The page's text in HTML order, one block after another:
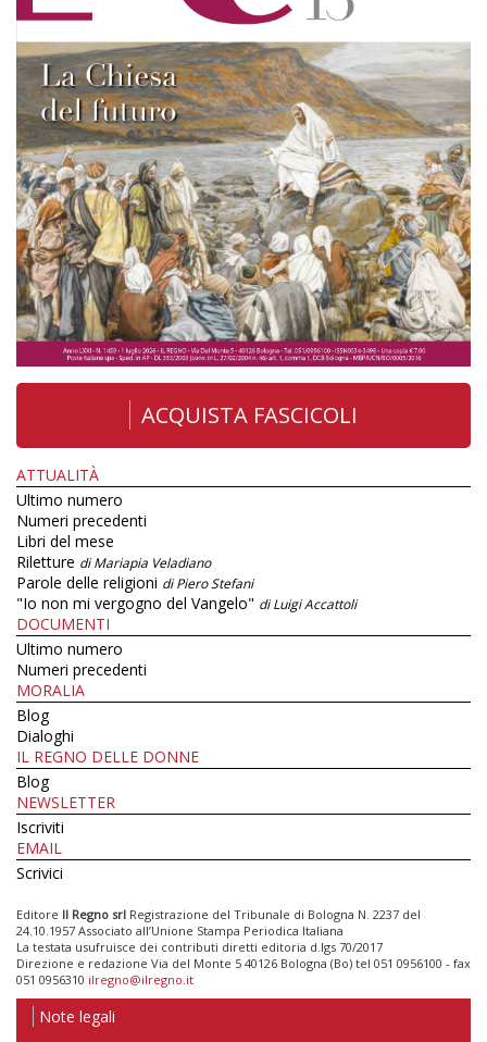
ACQUISTA FASCICOLI
ATTUALITÀ
Ultimo numero
Numeri precedenti
Libri del mese
Riletture di Mariapia Veladiano
Parole delle religioni di Piero Stefani
"Io non mi vergogno del Vangelo" di Luigi Accattoli
DOCUMENTI
Ultimo numero
Numeri precedenti
MORALIA
Blog
Dialoghi
IL REGNO DELLE DONNE
Blog
NEWSLETTER
Iscriviti
EMAIL
Scrivici
Editore Il Regno srl Registrazione del Tribunale di Bologna N. 2237 del
24.10.1957 Associato all’Unione Stampa Periodica Italiana
La testata usufruisce dei contributi diretti editoria d.lgs 70/2017
Direzione e redazione Via del Monte 5 40126 Bologna (Bo) tel 051 0956100 - fax
051 0956310 ilregno@ilregno.it
Note legali